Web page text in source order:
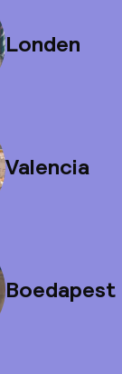
Londen
Valencia
Boedapest